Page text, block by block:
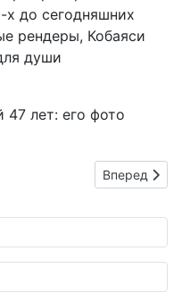
х до сегодняшних
рендеры, Кобаяси
души
47 лет: его фото
Следующий:
Вперед